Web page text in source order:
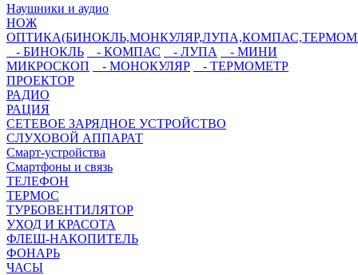
Наушники и аудио
НОЖ
- БИНОКЛЬ
- КОМПАС - ЛУПА
- МИНИ
МИКРОСКОП
- МОНОКУЛЯР
- ТЕРМОМЕТР
ПРОЕКТОР
РАДИО
РАЦИЯ
СЕТЕВОЕ ЗАРЯДНОЕ УСТРОЙСТВО
СЛУХОВОЙ АППАРАТ
Смарт-устройства
Смартфоны и связь
ТЕЛЕФОН
ТЕРМОС
ТУРБОВЕНТИЛЯТОР
УХОД И КРАСОТА
ФЛЕШ-НАКОПИТЕЛЬ
ФОНАРЬ
ЧАСЫ